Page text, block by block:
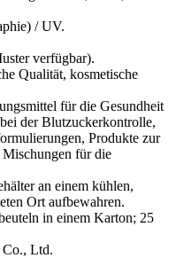
/ UV.
verfügbar).
Qualität, kosmetische
für die Gesundheit
der Blutzuckerkontrolle,
Produkte zur
Mischungen für die
an einem kühlen,
Ort aufbewahren.
in einem Karton; 25
Ltd.